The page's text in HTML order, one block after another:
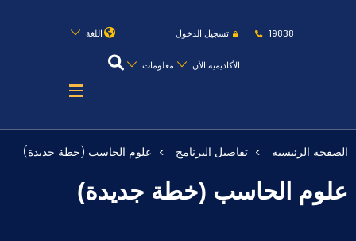
19838 تسجيل الدخول اللغة
الأكاديمية الأن معلومات
عن الأكاديمية
النقل البحري
المجمعات
الصفحه الرئيسيه تفاصيل البرنامج علوم الحاسب (خطة جديدة)
علوم الحاسب (خطة جديدة)